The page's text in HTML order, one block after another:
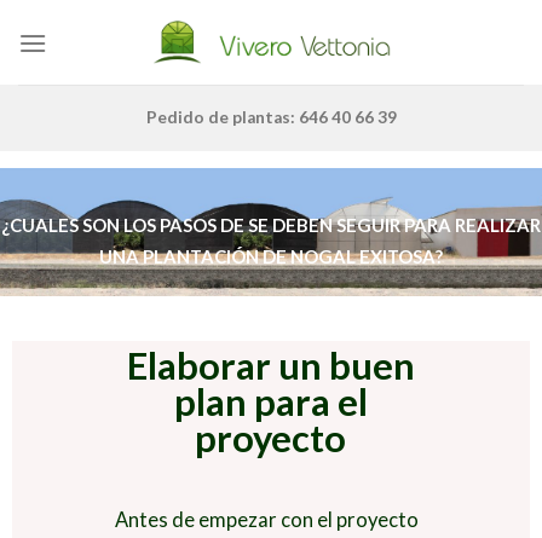
Pedido de plantas: 646 40 66 39
¿CUALES SON LOS PASOS DE SE DEBEN SEGUIR PARA REALIZAR
UNA PLANTACIÓN DE NOGAL EXITOSA?
Elaborar un buen
plan para el
proyecto
Antes de empezar con el proyecto